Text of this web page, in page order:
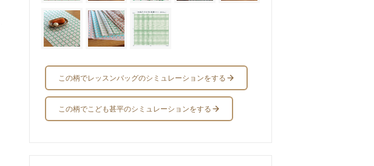
この柄でレッスンバッグのシミュレーションをする
この柄でこども甚平のシミュレーションをする